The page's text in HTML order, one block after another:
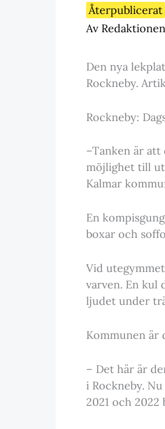
Återpublicerat
Av Redaktionen
Den nya
Rockneby.
Rockneby:
–Tanken är
möjlighet till
Kalmar
En
boxar och
Vid
varven. En kul
ljudet under
Kommunen är
– Det här är
i Rockneby.
2021 och